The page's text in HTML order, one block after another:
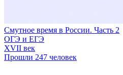
Смутное время в России. Часть 2
ОГЭ и ЕГЭ
XVII век
Прошли 247 человек